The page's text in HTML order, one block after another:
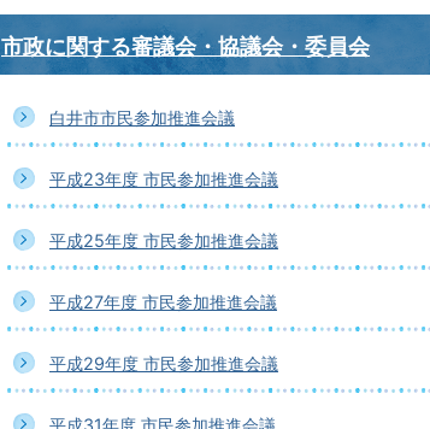
市政に関する審議会・協議会・委員会
白井市市民参加推進会議
平成23年度 市民参加推進会議
平成25年度 市民参加推進会議
平成27年度 市民参加推進会議
平成29年度 市民参加推進会議
平成31年度 市民参加推進会議